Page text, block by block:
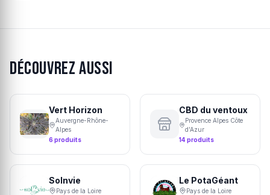
Découvrez aussi
Vert Horizon
Auvergne-Rhône-
Alpes
6 produits
CBD du ventoux
Provence Alpes Côte
d’Azur
14 produits
Solnvie
Pays de la Loire
Le PotaGéant
Pays de la Loire